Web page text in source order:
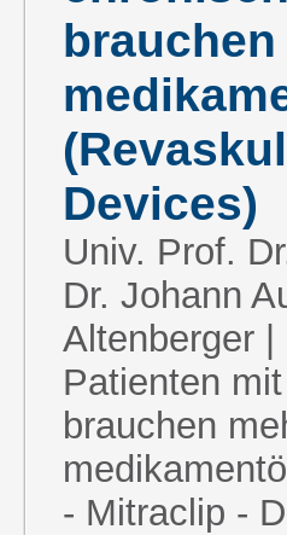
Devices)
Univ. Prof.
Dr. Johann
Altenberger
Patienten
brauchen
- Mitraclip -